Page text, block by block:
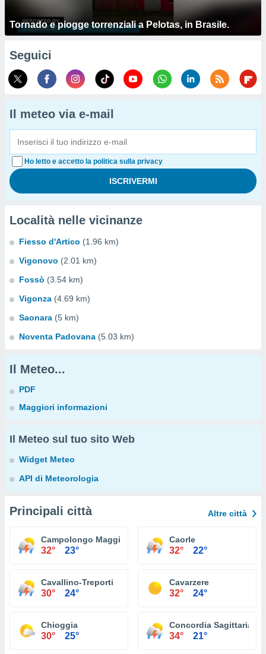
Tornado e piogge torrenziali a Pelotas, in Brasile.
Seguici
Il meteo via e-mail
Ho letto e accetto la politica sulla privacy
Località nelle vicinanze
Fiesso d'Artico (1.96 km)
Vigonovo (2.01 km)
Fossò (3.54 km)
Vigonza (4.69 km)
Saonara (5 km)
Noventa Padovana (5.03 km)
Il Meteo...
PDF
Maggiori informazioni
Il Meteo sul tuo sito Web
Widget Meteo
API di Meteorologia
Principali città Altre città
Campolongo Maggiore
32° 23°
Caorle
32° 22°
Cavallino-Treporti
30° 24°
Cavarzere
32° 24°
Chioggia
30° 25°
Concordia Sagittaria
34° 21°